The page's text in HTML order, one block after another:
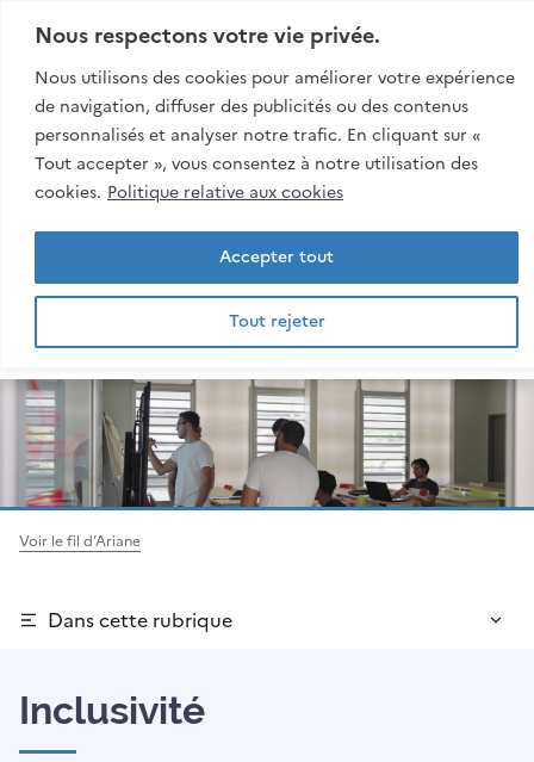
Nous respectons votre vie privée.
Nous utilisons des cookies pour améliorer votre expérience
de navigation, diffuser des publicités ou des contenus
personnalisés et analyser notre trafic. En cliquant sur «
Tout accepter », vous consentez à notre utilisation des
cookies. Politique relative aux cookies
Tout rejeter
Accepter tout
Aller:
Au contenu
Au menu
À la recherche
esiroi
Voir le fil d’Ariane
Dans cette rubrique
Inclusivité